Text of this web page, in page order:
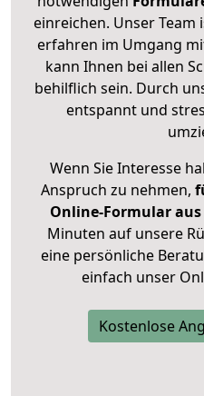
einreichen. Unser Team
erfahren im Umgang
kann Ihnen bei allen
behilflich sein. Durch
entspannt und
Wenn Sie Interesse
Anspruch zu nehmen,
Online-Formular aus
Minuten auf unsere
eine persönliche
einfach unser
Kostenlose